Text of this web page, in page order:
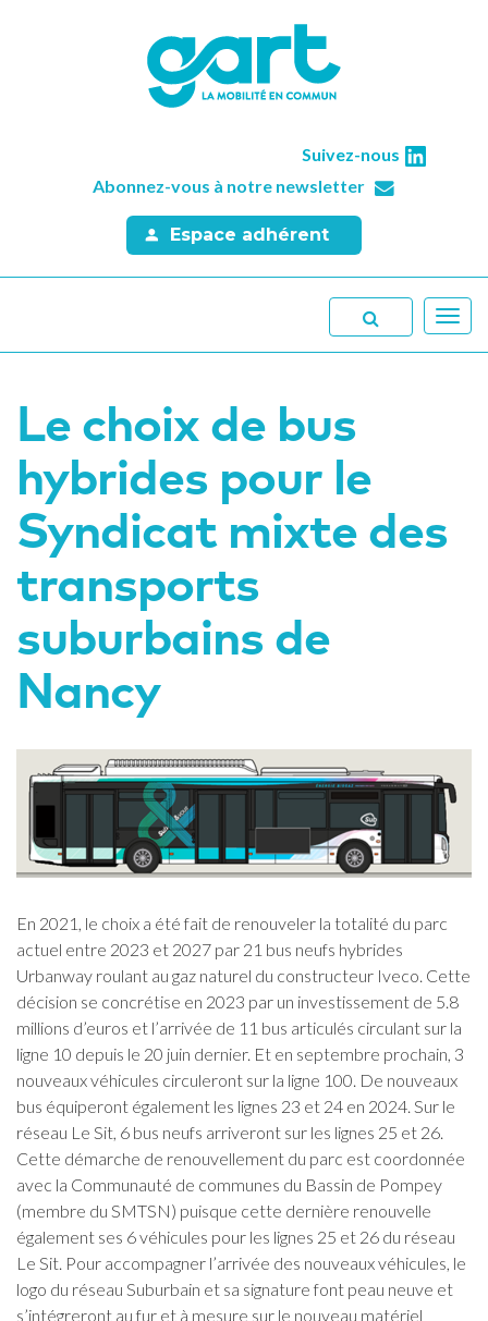
Suivez-nous
Abonnez-vous à notre newsletter
Espace adhérent
Le choix de bus
hybrides pour le
Syndicat mixte des
transports
suburbains de
Nancy
En 2021, le choix a été fait de renouveler la totalité du parc
actuel entre 2023 et 2027 par 21 bus neufs hybrides
Urbanway roulant au gaz naturel du constructeur Iveco. Cette
décision se concrétise en 2023 par un investissement de 5.8
millions d’euros et l’arrivée de 11 bus articulés circulant sur la
ligne 10 depuis le 20 juin dernier. Et en septembre prochain, 3
nouveaux véhicules circuleront sur la ligne 100. De nouveaux
bus équiperont également les lignes 23 et 24 en 2024. Sur le
réseau Le Sit, 6 bus neufs arriveront sur les lignes 25 et 26.
Cette démarche de renouvellement du parc est coordonnée
avec la Communauté de communes du Bassin de Pompey
(membre du SMTSN) puisque cette dernière renouvelle
également ses 6 véhicules pour les lignes 25 et 26 du réseau
Le Sit. Pour accompagner l’arrivée des nouveaux véhicules, le
logo du réseau Suburbain et sa signature font peau neuve et
s’intégreront au fur et à mesure sur le nouveau matériel